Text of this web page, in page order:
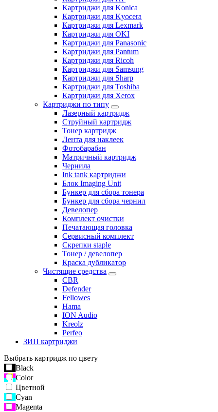
Картриджи для Konica
Картриджи для Kyocera
Картриджи для Lexmark
Картриджи для OKI
Картриджи для Panasonic
Картриджи для Pantum
Картриджи для Ricoh
Картриджи для Samsung
Картриджи для Sharp
Картриджи для Toshiba
Картриджи для Xerox
Картриджи по типу
Лазерный картридж
Струйный картридж
Тонер картридж
Лента для наклеек
Фотобарабан
Матричный картридж
Чернила
Ink tank картриджи
Блок Imaging Unit
Бункер для сбора тонера
Бункер для сбора чернил
Девелопер
Комплект очистки
Печатающая головка
Сервисный комплект
Скрепки staple
Тонер / девелопер
Краска дубликатор
Чистящие средства
CBR
Defender
Fellowes
Hama
ION Audio
Kreolz
Perfeo
ЗИП картриджи
Выбрать картридж по цвету
Black
Color
Цветной
Cyan
Magenta